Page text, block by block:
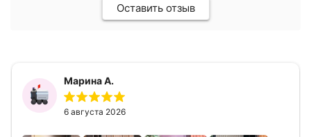
Оставить отзыв
Марина А.
6 августа 2026